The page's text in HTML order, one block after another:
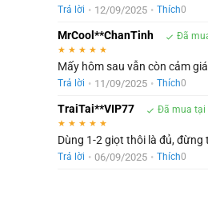
Trả lời • 12/09/2025 • Thích0
MrCool**ChanTinh Đã
★ ★ ★ ★ ★
Mấy hôm sau vẫn còn cảm
Trả lời • 11/09/2025 • Thích0
TraiTai**VIP77 Đã mua tại
★ ★ ★ ★ ★
Dùng 1-2 giọt thôi là đủ, đừng
Trả lời • 06/09/2025 • Thích0